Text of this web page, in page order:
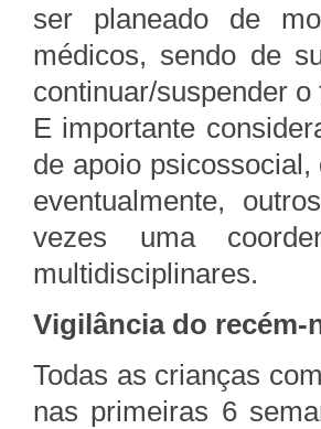
ser planeado de
médicos, sendo de
continuar/suspender
E importante
de apoio
eventualmente,
vezes uma
multidisciplinares.
Vigilância do recém-
Todas as crianças
nas primeiras 6